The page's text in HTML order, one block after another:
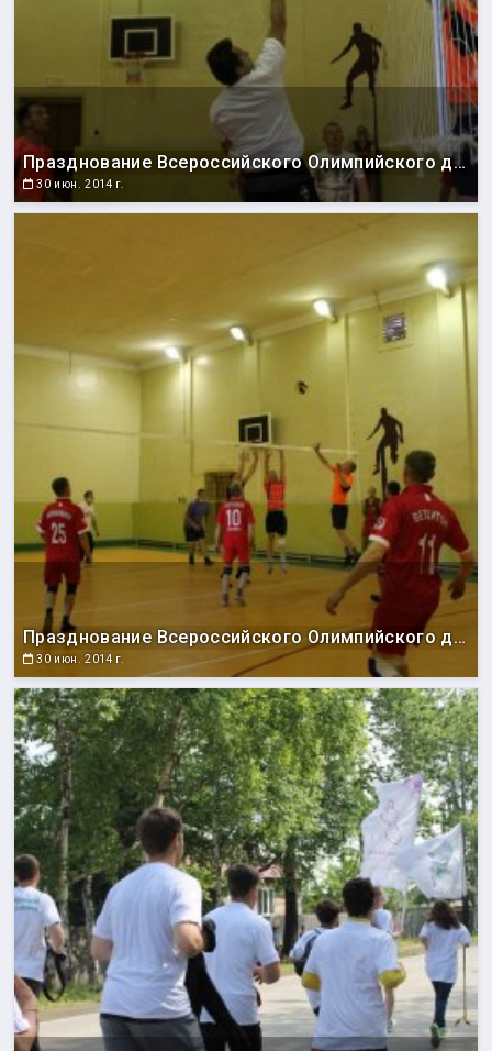
Празднование Всероссийского Олимпийского дня
30 июн. 2014 г.
Празднование Всероссийского Олимпийского дня
30 июн. 2014 г.